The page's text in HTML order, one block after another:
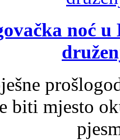
noć
biti mjesto